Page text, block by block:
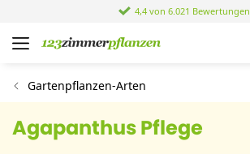
4,4 von 6.021 Bewertungen
Gartenpflanzen-Arten
Agapanthus Pflege